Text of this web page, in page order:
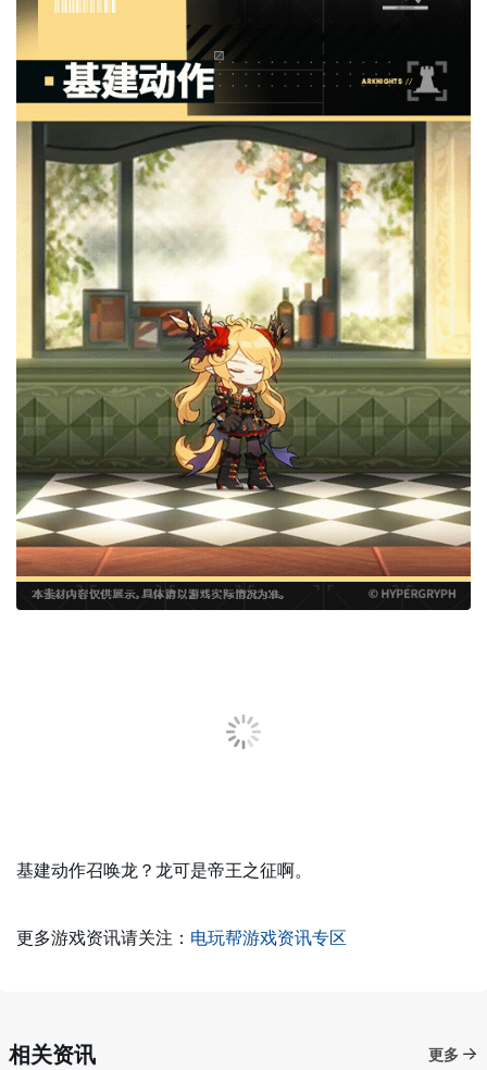
基建动作召唤龙？龙可是帝王之征啊。
更多游戏资讯请关注： 电玩帮游戏资讯专区
相关资讯
更多